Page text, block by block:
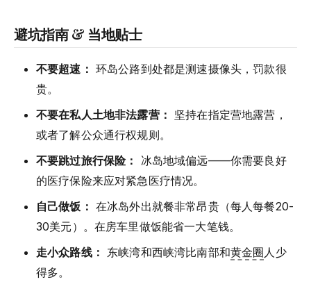
避坑指南 & 当地贴士
不要超速： 环岛公路到处都是测速摄像头，罚款很
贵。
不要在私人土地非法露营： 坚持在指定营地露营，
或者了解公众通行权规则。
不要跳过旅行保险：
冰岛地域偏远——你需要良好
的医疗保险来应对紧急医疗情况。
自己做饭： 在冰岛外出就餐非常昂贵（每人每餐20-
30美元）。在房车里做饭能省一大笔钱。
走小众路线： 东峡湾和西峡湾比南部和黄金圈人少
得多。